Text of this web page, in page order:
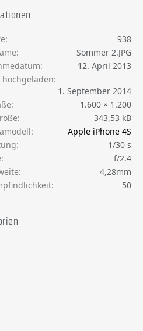
938
Sommer 2.JPG
12. April 2013
hochgeladen
1. September 2014
1.600 × 1.200
343,53 kB
Apple iPhone 4S
1/30 s
f/2.4
4,28mm
50